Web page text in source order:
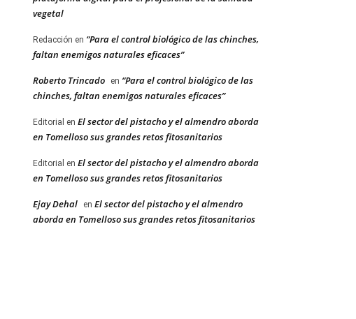
vegetal
Redacción en “Para el control biológico de las chinches,
faltan enemigos naturales eficaces”
Roberto Trincado en “Para el control biológico de las
chinches, faltan enemigos naturales eficaces”
Editorial en El sector del pistacho y el almendro aborda
en Tomelloso sus grandes retos fitosanitarios
Editorial en El sector del pistacho y el almendro aborda
en Tomelloso sus grandes retos fitosanitarios
Ejay Dehal en El sector del pistacho y el almendro
aborda en Tomelloso sus grandes retos fitosanitarios